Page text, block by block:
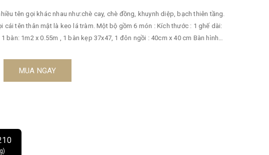
tên gọi khác nhau như:chè cay, chè đồng, khuynh diệp, bạch thiên tầng.
cái tên thân mật là keo lá tràm. Một bộ gồm 6 món : Kích thước : 1 ghế dài:
bàn: 1m2 x 0.55m , 1 bàn kẹp 37x47, 1 đôn ngồi : 40cm x 40 cm Bàn hình
cách, chạm trổ hoa văn cầu kỳ, nhiều đường cong mềm mại ở tựa ghế
ghế phòng khách bằng gỗ tự nhiên được thiết kế với phong cách cổ
kết cấu vững chắc phù hợp làmnội thất gia đìnhchophòng khách rộng
MUA NGAY